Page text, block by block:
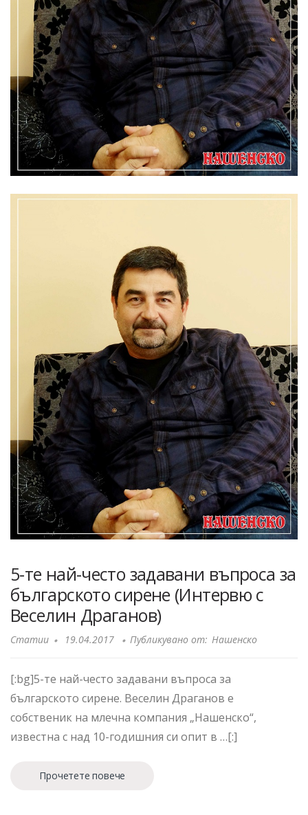
5-те най-често задавани въпроса за
българското сирене (Интервю с
Веселин Драганов)
Статии 19.04.2017 Публикувано от: Нашенско
[:bg]5-те най-често задавани въпроса за
българското сирене. Веселин Драганов е
собственик на млечна компания „Нашенско“,
известна с над 10-годишния си опит в …[:]
Прочетете повече